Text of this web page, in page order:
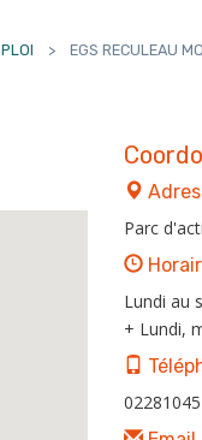
> EGS RECULEAU
Parc
Lundi au
+ Lundi,